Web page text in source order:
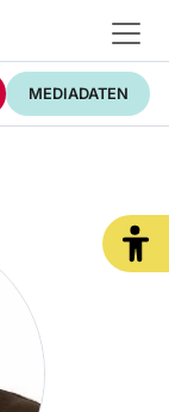
MEDIADATEN